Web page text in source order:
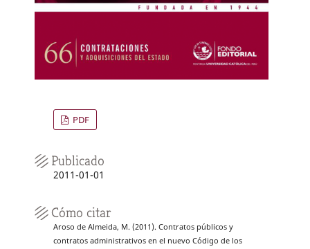
PDF
Publicado
2011-01-01
Cómo citar
Aroso de Almeida, M. (2011). Contratos públicos y
contratos administrativos en el nuevo Código de los